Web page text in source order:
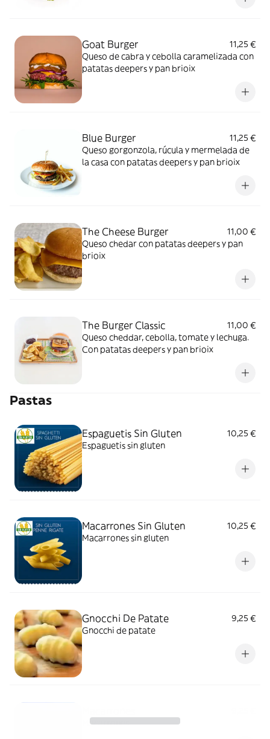
Goat Burger
11,25 €
Queso de cabra y cebolla caramelizada con
patatas deepers y pan brioix
Blue Burger
11,25 €
Queso gorgonzola, rúcula y mermelada de
la casa con patatas deepers y pan brioix
The Cheese Burger
11,00 €
Queso chedar con patatas deepers y pan
brioix
The Burger Classic
11,00 €
Queso cheddar, cebolla, tomate y lechuga.
Con patatas deepers y pan brioix
Pastas
Espaguetis Sin Gluten
10,25 €
Espaguetis sin gluten
Macarrones Sin Gluten
10,25 €
Macarrones sin gluten
Gnocchi De Patate
9,25 €
Gnocchi de patate
Macarrones